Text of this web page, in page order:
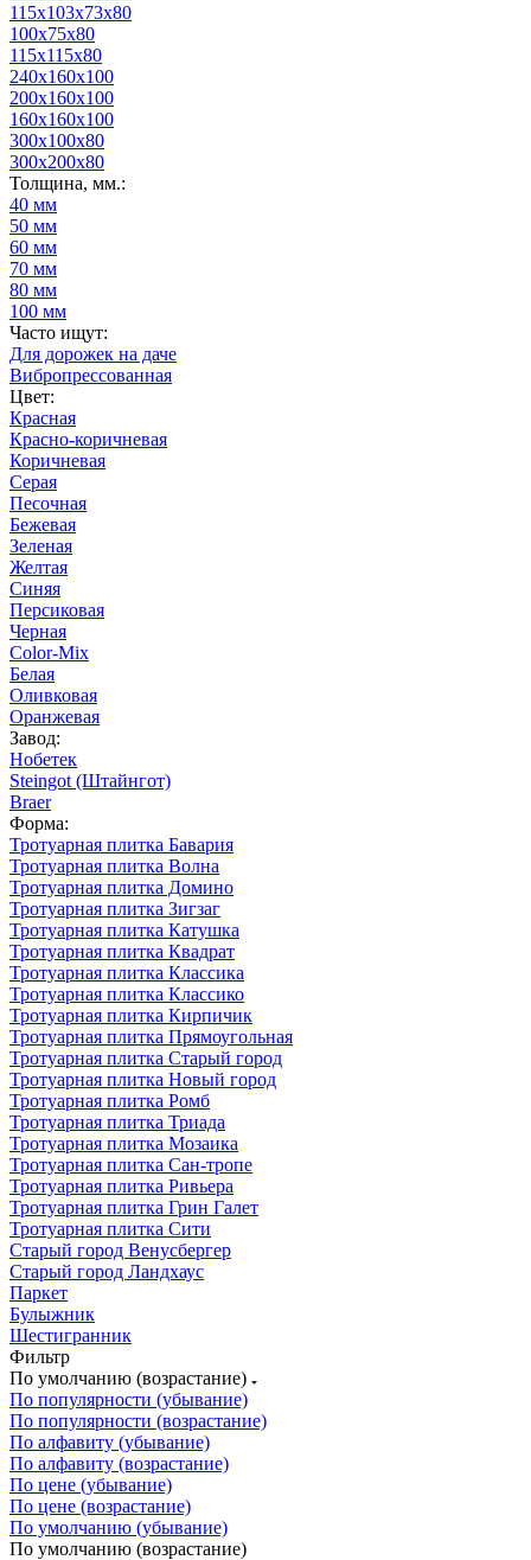
115х103х73х80
100х75х80
115х115х80
240x160x100
200x160x100
160х160х100
300x100x80
300x200x80
Толщина, мм.:
40 мм
50 мм
60 мм
70 мм
80 мм
100 мм
Часто ищут:
Для дорожек на даче
Вибропрессованная
Цвет:
Красная
Красно-коричневая
Коричневая
Серая
Песочная
Бежевая
Зеленая
Желтая
Синяя
Персиковая
Черная
Color-Mix
Белая
Оливковая
Оранжевая
Завод:
Нобетек
Steingot (Штайнгот)
Braer
Форма:
Тротуарная плитка Бавария
Тротуарная плитка Волна
Тротуарная плитка Домино
Тротуарная плитка Зигзаг
Тротуарная плитка Катушка
Тротуарная плитка Квадрат
Тротуарная плитка Классика
Тротуарная плитка Классико
Тротуарная плитка Кирпичик
Тротуарная плитка Прямоугольная
Тротуарная плитка Старый город
Тротуарная плитка Новый город
Тротуарная плитка Ромб
Тротуарная плитка Триада
Тротуарная плитка Мозаика
Тротуарная плитка Сан-тропе
Тротуарная плитка Ривьера
Тротуарная плитка Грин Галет
Тротуарная плитка Сити
Старый город Венусбергер
Старый город Ландхаус
Паркет
Булыжник
Шестигранник
Фильтр
По умолчанию (возрастание)
По популярности (убывание)
По популярности (возрастание)
По алфавиту (убывание)
По алфавиту (возрастание)
По цене (убывание)
По цене (возрастание)
По умолчанию (убывание)
По умолчанию (возрастание)